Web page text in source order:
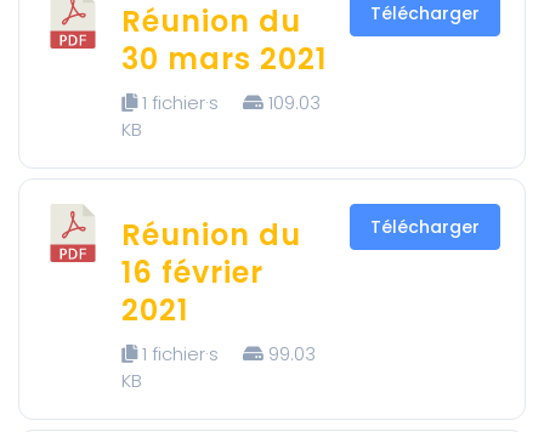
Réunion du
30 mars 2021
1 fichier·s
109.03
KB
Télécharger
Réunion du
16 février
2021
1 fichier·s
99.03
KB
Télécharger